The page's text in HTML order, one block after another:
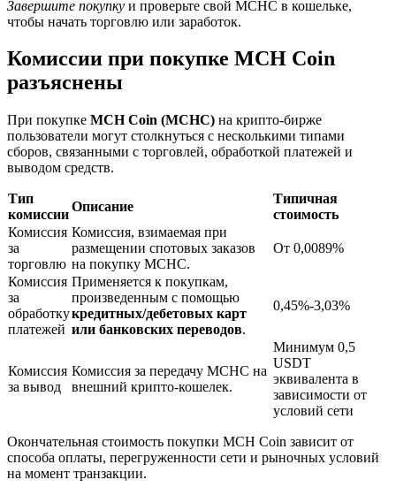
Блокировки BTR
Сервис заимствований, обеспеченных криптовалютой
Завершите покупку и проверьте свой MCHC в кошельке,
чтобы начать торговлю или заработок.
Комиссии при покупке MCH Coin
разъяснены
При покупке MCH Coin (MCHC) на крипто-бирже
пользователи могут столкнуться с несколькими типами
сборов, связанными с торговлей, обработкой платежей и
выводом средств.
Тип
комиссии
Описание
Типичная
стоимость
Комиссия
за
торговлю
Комиссия, взимаемая при
размещении спотовых заказов
на покупку MCHC.
От 0,0089%
Комиссия
за
обработку
платежей
Применяется к покупкам,
произведенным с помощью
кредитных/дебетовых карт
или банковских переводов.
0,45%-3,03%
Комиссия
за вывод
Комиссия за передачу MCHC на
внешний крипто-кошелек.
Минимум 0,5
USDT
эквивалента в
зависимости от
условий сети
Окончательная стоимость покупки MCH Coin зависит от
способа оплаты, перегруженности сети и рыночных условий
на момент транзакции.